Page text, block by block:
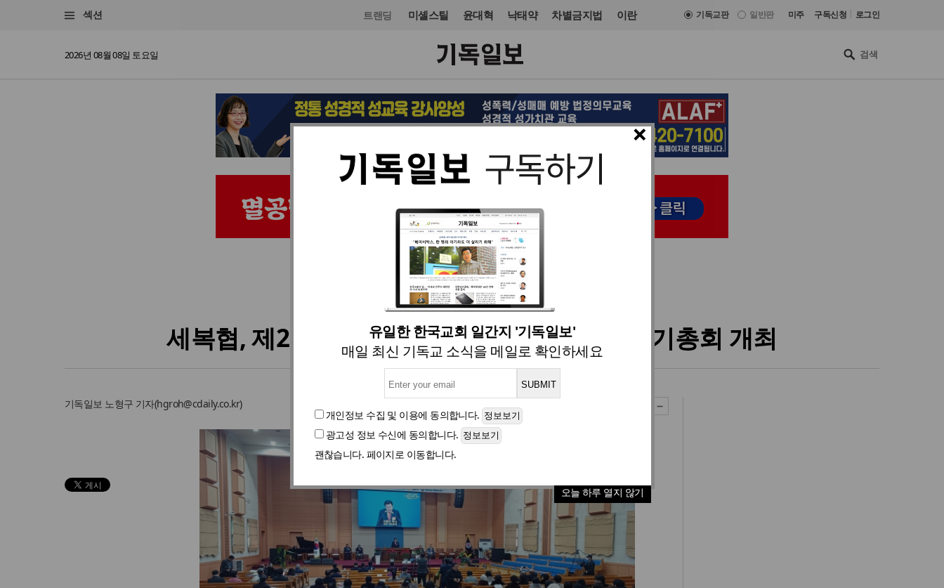
섹션 트랜딩 미셸스틸 윤대혁 낙태약 차별금지법 이란 기독교판 일반판 미주 구독신청 로그인
2026년 08월 08일 토요일
×
유일한 한국교회 일간지 '기독일보'
매일 최신 기독교 소식을 메일로 확인하세요
개인정보 수집 및 이용에 동의합니다.
광고성 정보 수신에 동의합니다.
괜찮습니다. 페이지로 이동합니다.
오늘 하루 열지 않기
교회일반 교회 입력 2024. 01. 25 15:44
세복협, 제23차 국민대상 시상식 및 제36차 정기총회 개최
기독일보 노형구 기자(hgroh@cdaily.co.kr)